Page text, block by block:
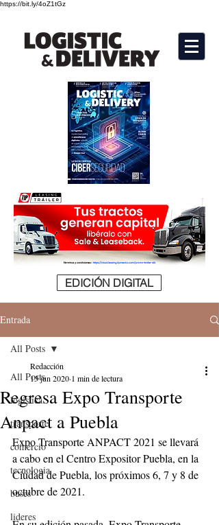
https://bit.ly/4oZ1tGz
EDICIÓN DIGITAL
Entrada
All Posts
logistica
transporte
comercio
tecnologia
buses
lideres
All Posts
Regresa Expo Transporte
Anpact a Puebla
Redacción
15 jun 2020 1 min de lectura
Expo Transporte ANPACT 2021 se llevará
a cabo en el Centro Expositor Puebla, en la
Ciudad de Puebla, los próximos 6, 7 y 8 de
octubre de 2021.